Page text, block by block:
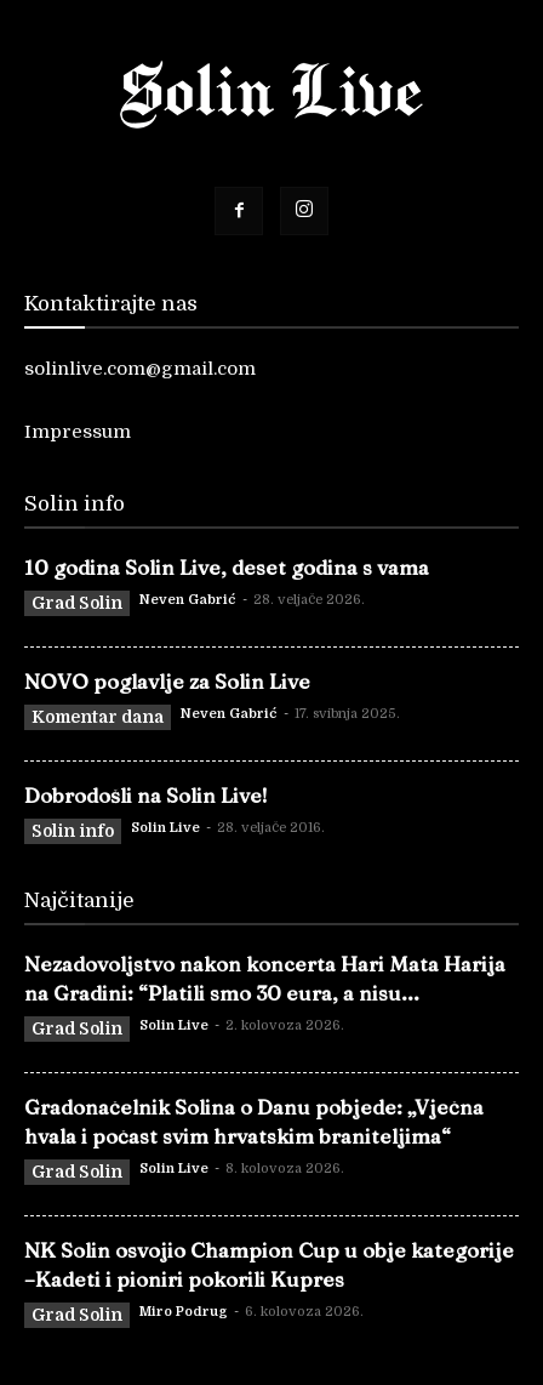
Kontaktirajte nas
solinlive.com@gmail.com
Impressum
Solin info
10 godina Solin Live, deset godina s vama
Grad Solin Neven Gabrić - 28. veljače 2026.
NOVO poglavlje za Solin Live
Komentar dana Neven Gabrić - 17. svibnja 2025.
Dobrodošli na Solin Live!
Solin info Solin Live - 28. veljače 2016.
Najčitanije
Nezadovoljstvo nakon koncerta Hari Mata Harija
na Gradini: “Platili smo 30 eura, a nisu...
Grad Solin Solin Live - 2. kolovoza 2026.
Gradonačelnik Solina o Danu pobjede: „Vječna
hvala i počast svim hrvatskim braniteljima“
Grad Solin Solin Live - 8. kolovoza 2026.
NK Solin osvojio Champion Cup u obje kategorije
–Kadeti i pioniri pokorili Kupres
Grad Solin Miro Podrug - 6. kolovoza 2026.